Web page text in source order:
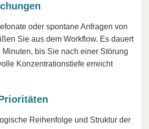
oder spontane Anfragen von
Sie aus dem Workflow. Es dauert
Minuten, bis Sie nach einer Störung
Konzentrationstiefe erreicht
Reihenfolge und Struktur der